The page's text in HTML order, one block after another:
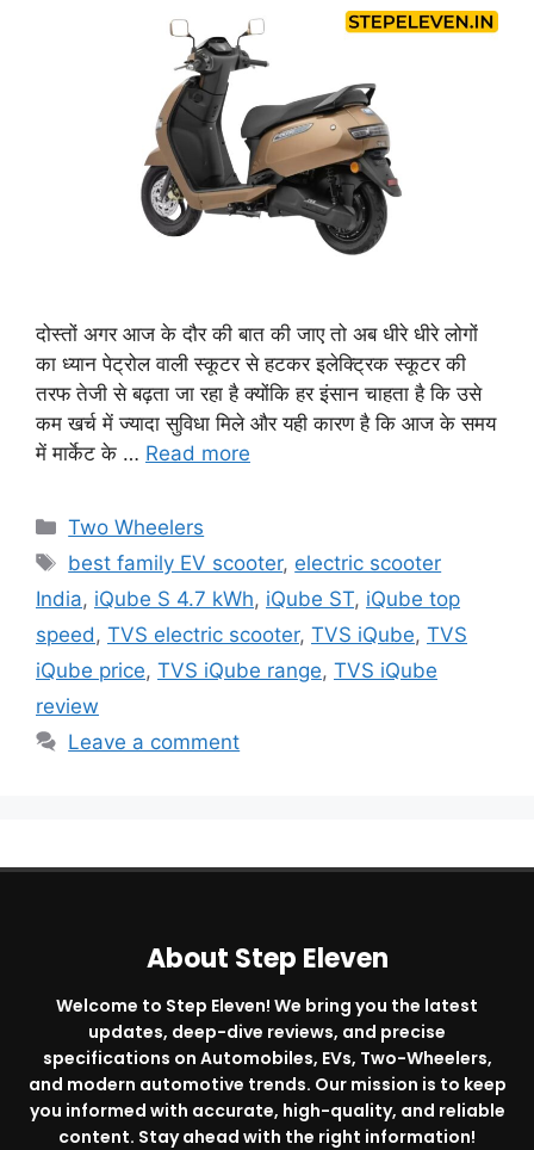
दोस्तों अगर आज के दौर की बात की जाए तो अब धीरे धीरे लोगों
का ध्यान पेट्रोल वाली स्कूटर से हटकर इलेक्ट्रिक स्कूटर की
तरफ तेजी से बढ़ता जा रहा है क्योंकि हर इंसान चाहता है कि उसे
कम खर्च में ज्यादा सुविधा मिले और यही कारण है कि आज के समय
में मार्केट के … Read more
Categories
Two Wheelers
Tags
best family EV scooter, electric scooter
India, iQube S 4.7 kWh, iQube ST, iQube top
speed , TVS electric scooter, TVS iQube, TVS
iQube price, TVS iQube range, TVS iQube
review
Leave a comment
About Step Eleven
Welcome to Step Eleven! We bring you the latest
updates, deep-dive reviews, and precise
specifications on Automobiles, EVs, Two-Wheelers,
and modern automotive trends. Our mission is to keep
you informed with accurate, high-quality, and reliable
content. Stay ahead with the right information!